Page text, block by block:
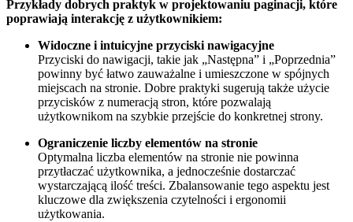
Przykłady dobrych praktyk w projektowaniu paginacji, które
poprawiają interakcję z użytkownikiem:
Widoczne i intuicyjne przyciski nawigacyjne
Przyciski do nawigacji, takie jak „Następna” i „Poprzednia”
powinny być łatwo zauważalne i umieszczone w spójnych
miejscach na stronie. Dobre praktyki sugerują także użycie
przycisków z numeracją stron, które pozwalają
użytkownikom na szybkie przejście do konkretnej strony.
Ograniczenie liczby elementów na stronie
Optymalna liczba elementów na stronie nie powinna
przytłaczać użytkownika, a jednocześnie dostarczać
wystarczającą ilość treści. Zbalansowanie tego aspektu jest
kluczowe dla zwiększenia czytelności i ergonomii
użytkowania.